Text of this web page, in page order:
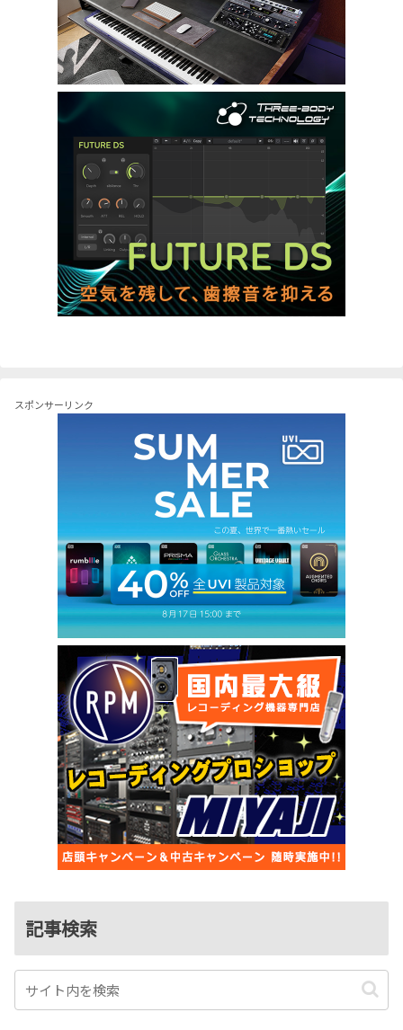
スポンサーリンク
記事検索